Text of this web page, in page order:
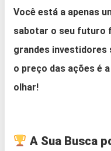
Você está a apenas
sabotar o seu futuro
grandes investidores
o preço das ações é
olhar!
A Sua Busca